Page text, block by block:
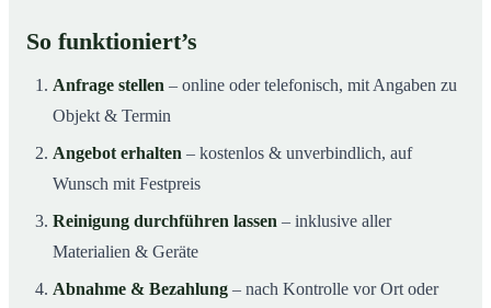
So funktioniert’s
Anfrage stellen – online oder telefonisch, mit Angaben zu
Objekt & Termin
Angebot erhalten – kostenlos & unverbindlich, auf
Wunsch mit Festpreis
Reinigung durchführen lassen – inklusive aller
Materialien & Geräte
Abnahme & Bezahlung – nach Kontrolle vor Ort oder